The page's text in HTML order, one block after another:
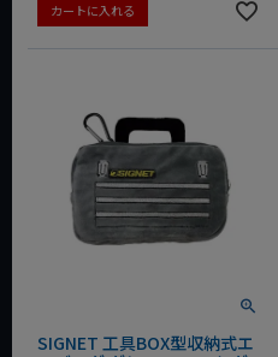
カートに入れる
SIGNET 工具BOX型収納式エ